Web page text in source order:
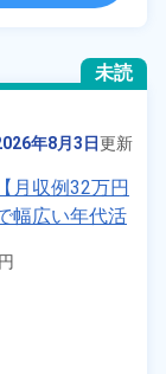
未読
年8月3日更新
月収例32万円
幅広い年代活
年間休日